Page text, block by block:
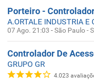
Porteiro -
A.ORTALE INDUSTRIA E
07 Ago. 21:03 -São Paulo -
Controlador De
GRUPO GR
4.023